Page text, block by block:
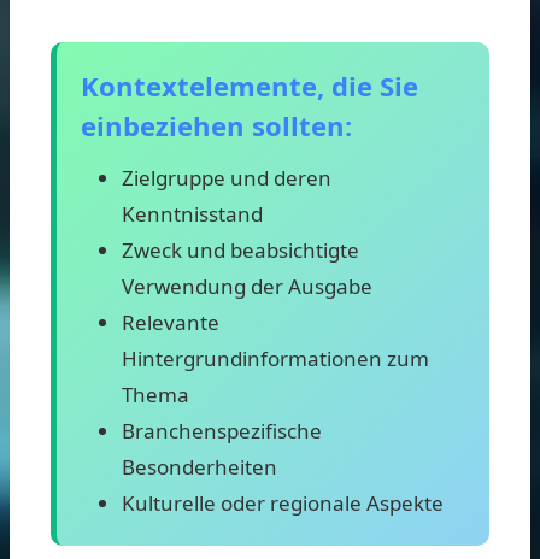
Kontextelemente, die Sie
einbeziehen sollten:
Zielgruppe und deren
Kenntnisstand
Zweck und beabsichtigte
Verwendung der Ausgabe
Relevante
Hintergrundinformationen zum
Thema
Branchenspezifische
Besonderheiten
Kulturelle oder regionale Aspekte